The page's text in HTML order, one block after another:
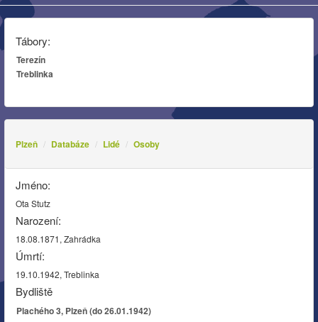
Tábory:
Terezín
Treblinka
Plzeň Databáze Lidé Osoby
Jméno:
Ota Stutz
Narození:
18.08.1871, Zahrádka
Úmrtí:
19.10.1942, Treblinka
Bydliště
Plachého 3, Plzeň (do 26.01.1942)